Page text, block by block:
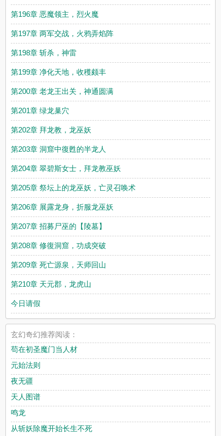
第196章 恶魔领主，烈火魔
第197章 两军交战，火鸦弄焰阵
第198章 斩杀，神雷
第199章 净化天地，收穫颇丰
第200章 老龙王出关，神通圆满
第201章 绿龙巢穴
第202章 拜龙教，龙巫妖
第203章 洞窟中復甦的半龙人
第204章 翠碧斯女士，拜龙教巫妖
第205章 祭坛上的龙巫妖，亡灵召唤术
第206章 展露龙身，折服龙巫妖
第207章 招募尸巫的【陵墓】
第208章 修復洞窟，功成突破
第209章 死亡源泉，天师回山
第210章 天元郡，龙虎山
今日请假
玄幻奇幻推荐阅读：
苟在初圣魔门当人材
元始法则
夜无疆
天人图谱
鸣龙
从斩妖除魔开始长生不死